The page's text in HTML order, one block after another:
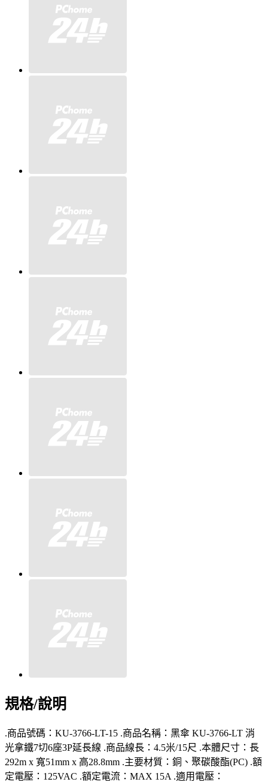
規格/說明
.商品號碼：KU-3766-LT-15 .商品名稱：黑傘 KU-3766-LT 消
光拿鐵7切6座3P延長線 .商品線長：4.5米/15尺 .本體尺寸：長
292m x 寬51mm x 高28.8mm .主要材質：銅、聚碳酸酯(PC) .額
定電壓：125VAC .額定電流：MAX 15A .適用電壓：